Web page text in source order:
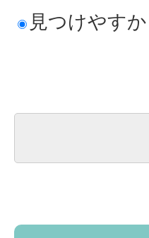
見つけやす